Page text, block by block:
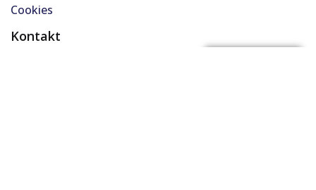
Cookies
Kontakt